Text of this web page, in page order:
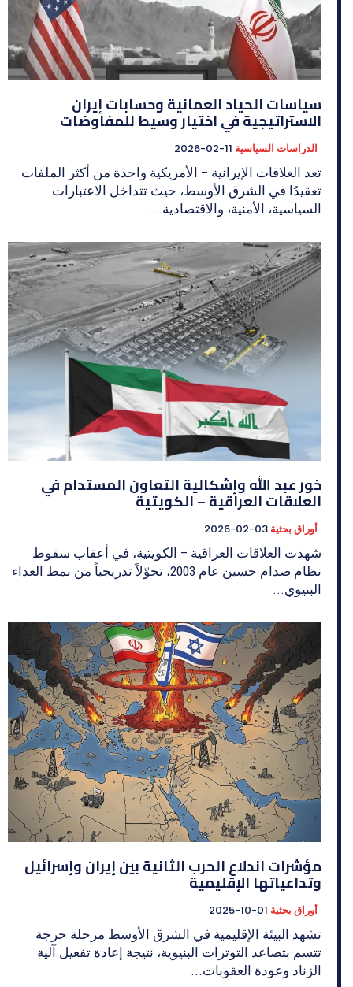
سياسات الحياد العمانية وحسابات إيران
الاستراتيجية في اختيار وسيط للمفاوضات
الدراسات السياسية 2026-02-11
تعد العلاقات الإيرانية – الأمريكية واحدة من أكثر الملفات
تعقيدًا في الشرق الأوسط، حيث تتداخل الاعتبارات
السياسية، الأمنية، والاقتصادية...
خور عبد الله وإشكالية التعاون المستدام في
العلاقات العراقية – الكويتية
أوراق بحثية 2026-02-03
شهدت العلاقات العراقية – الكويتية، في أعقاب سقوط
نظام صدام حسين عام 2003، تحوّلاً تدريجياً من نمط العداء
البنيوي...
مؤشرات اندلاع الحرب الثانية بين إيران وإسرائيل
وتداعياتها الإقليمية
أوراق بحثية 2025-10-01
تشهد البيئة الإقليمية في الشرق الأوسط مرحلة حرجة
تتسم بتصاعد التوترات البنيوية، نتيجة إعادة تفعيل آلية
الزناد وعودة العقوبات...